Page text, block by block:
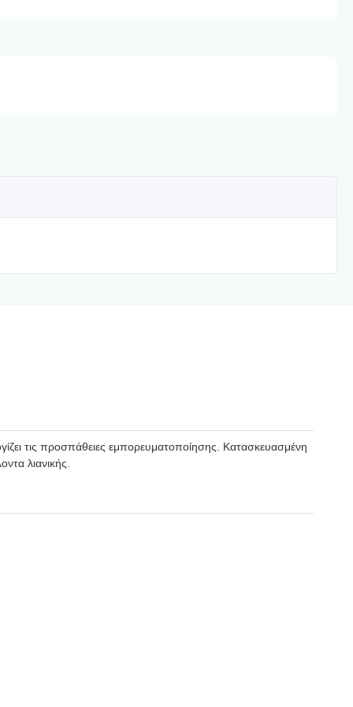
τις προσπάθειες εμπορευματοποίησης. Κατασκευασμένη
λιανικής.